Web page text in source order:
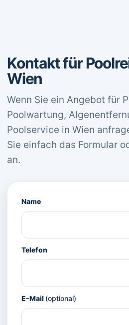
Kontakt für
Wien
Wenn Sie ein Angebot für
Poolwartung,
Poolservice in Wien
Sie einfach das Formular
an.
Name
Telefon
E-Mail (optional)